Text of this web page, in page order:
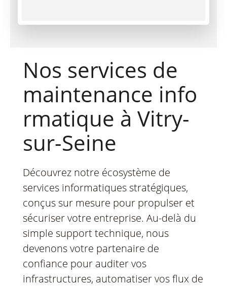
Nos services de
maintenance info
rmatique à Vitry-
sur-Seine
Découvrez notre écosystème de
services informatiques stratégiques,
conçus sur mesure pour propulser et
sécuriser votre entreprise. Au-delà du
simple support technique, nous
devenons votre partenaire de
confiance pour auditer vos
infrastructures, automatiser vos flux de